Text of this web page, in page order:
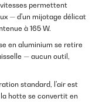
vitesses permettent
— d'un mijotage délicat
à 165 W.
en aluminium se retire
— aucun outil,
standard, l'air est
hotte se convertit en